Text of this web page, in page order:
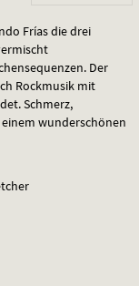
Frías die drei
Der
Rockmusik mit
Schmerz,
wunderschönen